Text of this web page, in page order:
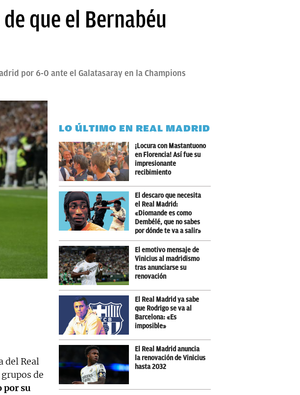
que el Bernabéu
por 6-0 ante el Galatasaray en la Champions
del Real
de
por su
LO ÚLTIMO EN REAL MADRID
¡Locura con Mastantuono
en Florencia! Así fue su
impresionante
recibimiento
El descaro que necesita
el Real Madrid:
«Diomande es como
Dembélé, que no sabes
por dónde te va a salir»
El emotivo mensaje de
Vinicius al madridismo
tras anunciarse su
renovación
El Real Madrid ya sabe
que Rodrigo se va al
Barcelona: «Es
imposible»
El Real Madrid anuncia
la renovación de Vinicius
hasta 2032